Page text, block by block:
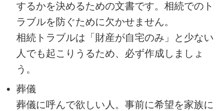
するかを決めるための文書です。相続でのト
ラブルを防ぐために欠かせません。
相続トラブルは「財産が自宅のみ」と少ない
人でも起こりうるため、必ず作成しましょ
う。
葬儀
葬儀に呼んで欲しい人。事前に希望を家族に